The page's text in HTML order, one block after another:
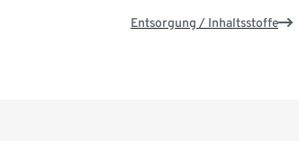
Entsorgung / Inhaltsstoffe